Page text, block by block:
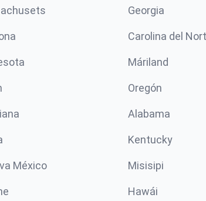
Georgia
Carolina del
Máriland
Oregón
Alabama
Kentucky
México Misisipi
Hawái